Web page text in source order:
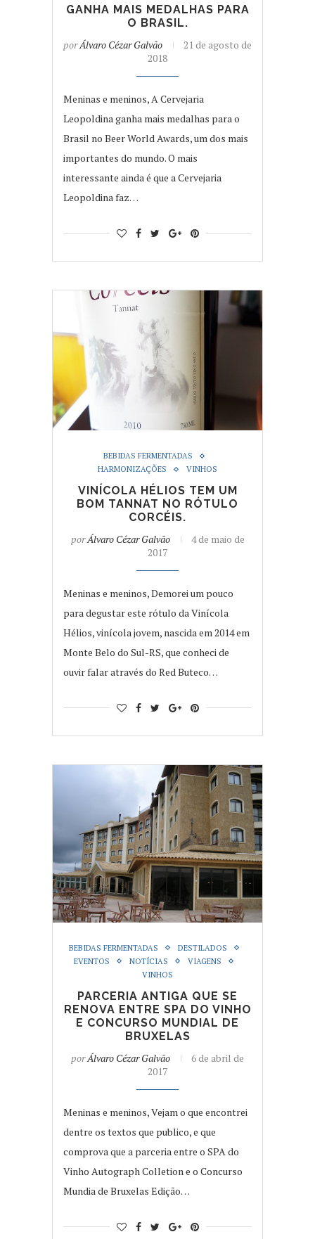
GANHA MAIS MEDALHAS PARA
O BRASIL.
porÁlvaro Cézar Galvão
21 de agosto de
2018
Meninas e meninos, A Cervejaria
Leopoldina ganha mais medalhas para o
Brasil no Beer World Awards, um dos mais
importantes do mundo. O mais
interessante ainda é que a Cervejaria
Leopoldina faz…
BEBIDAS FERMENTADAS
HARMONIZAÇÕES
VINHOS
VINÍCOLA HÉLIOS TEM UM
BOM TANNAT NO RÓTULO
CORCÉIS.
porÁlvaro Cézar Galvão
4 de maio de
2017
Meninas e meninos, Demorei um pouco
para degustar este rótulo da Vinícola
Hélios, vinícola jovem, nascida em 2014 em
Monte Belo do Sul-RS, que conheci de
ouvir falar através do Red Buteco…
BEBIDAS FERMENTADAS
DESTILADOS
EVENTOS
NOTÍCIAS
VIAGENS
VINHOS
PARCERIA ANTIGA QUE SE
RENOVA ENTRE SPA DO VINHO
E CONCURSO MUNDIAL DE
BRUXELAS
porÁlvaro Cézar Galvão
6 de abril de
2017
Meninas e meninos, Vejam o que encontrei
dentre os textos que publico, e que
comprova que a parceria entre o SPA do
Vinho Autograph Colletion e o Concurso
Mundia de Bruxelas Edição…